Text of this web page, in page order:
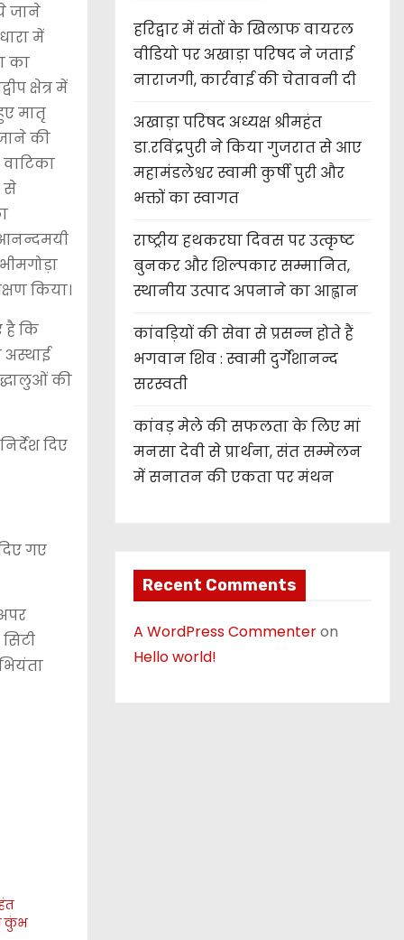
जाने
में
का
क्षेत्र में
मातृ
की
से
किया।
है कि
अस्थाई
की
दिए
गए
कुंभ
हरिद्वार में संतों के खिलाफ वायरल
वीडियो पर अखाड़ा परिषद ने जताई
नाराजगी, कार्रवाई की चेतावनी दी
अखाड़ा परिषद अध्यक्ष श्रीमहंत
डा.रविंद्रपुरी ने किया गुजरात से आए
महामंडलेश्वर स्वामी कुर्षी पुरी और
भक्तों का स्वागत
राष्ट्रीय हथकरघा दिवस पर उत्कृष्ट
बुनकर और शिल्पकार सम्मानित,
स्थानीय उत्पाद अपनाने का आह्वान
कांवड़ियों की सेवा से प्रसन्न होते हैं
भगवान शिव : स्वामी दुर्गेशानन्द
सरस्वती
कांवड़ मेले की सफलता के लिए मां
मनसा देवी से प्रार्थना, संत सम्मेलन
में सनातन की एकता पर मंथन
Recent Comments
A WordPress Commenteron
Hello world!